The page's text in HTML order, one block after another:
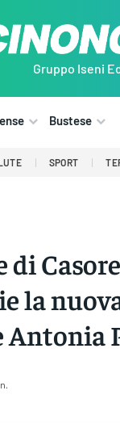
Gruppo Iseni
Bustese
SPORT
di
la
Antonia